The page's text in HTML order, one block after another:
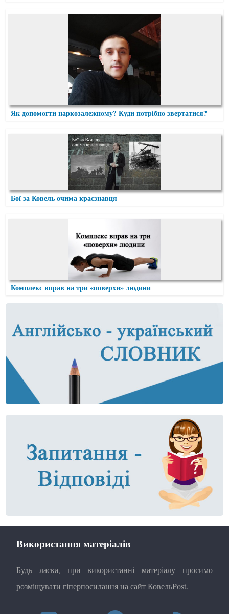
Як допомогти наркозалежному? Куди потрібно звертатися?
Бої за Ковель очима краєзнавця
Комплекс вправ на три «поверхи» людини
Використання матеріалів
Будь ласка, при використанні матеріалу просимо
розміщувати гіперпосилання на сайт КовельPost.